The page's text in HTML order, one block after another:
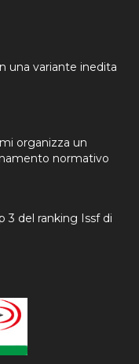
una variante inedita
organizza un
normativo
3 del ranking Issf di